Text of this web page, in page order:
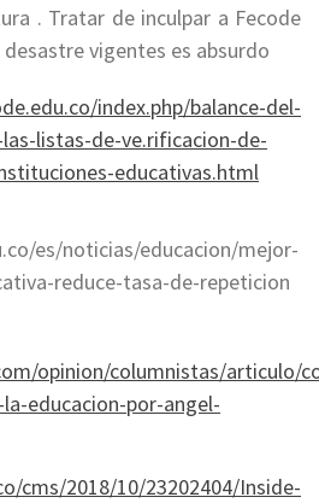
. Tratar de inculpar a Fecode
vigentes es absurdo
index.php/balance-del-
listas-de-ve.rificacion-de-
educativas.html
es/noticias/educacion/mejor-
reduce-tasa-de-repeticion
opinion/columnistas/articulo/
educacion-por-angel-
cms/2018/10/23202404/Inside-